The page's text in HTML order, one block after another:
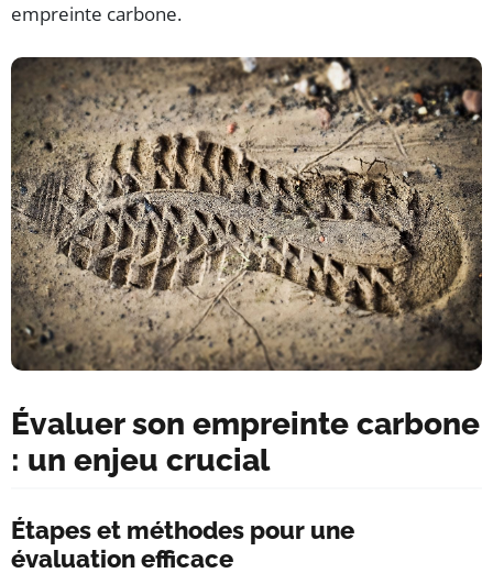
empreinte carbone.
Évaluer son empreinte carbone
: un enjeu crucial
Étapes et méthodes pour une
évaluation efficace